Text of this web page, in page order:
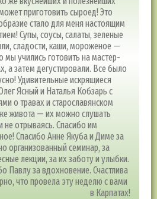
приготовить сыроед! Это
стало для меня настоящим
Супы, соусы, салаты, зеленые
сладости, каши, мороженое —
мы учились готовить на мастер-
а затем дегустировали. Все было
Удивительные искрящиеся
Ясный и Наталья Кобзарь с
о травах и старославянском
живота — их можно слушать
не отрываясь. Спасибо им
Спасибо Анне Якуба и Диме за
организованный семинар, за
лекции, за их заботу и улыбки.
Павлу за вдохновение. Счастлива
что провела эту неделю с вами
в Карпатах!